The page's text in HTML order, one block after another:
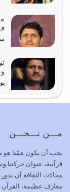
يشاء ويذل من
يوليو 21, 2026
كل زمان…
يوليو 19, 2026
الوظيفة
وَالْمُنْفِقِينَ…
يوليو 17, 2026
مـــن نـــحـــن
يجب أن يكون همّنا هو
قرآنية، عنوان
مجالات الثقافة أن
معارف عظيمة، القرآن